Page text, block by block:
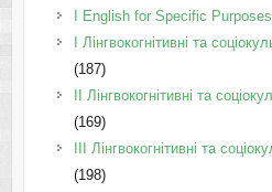
І English for Specific Purposes
I Лінгвокогнітивні та
(187)
IІ Лінгвокогнітивні та
(169)
IІI Лінгвокогнітивні та
(198)